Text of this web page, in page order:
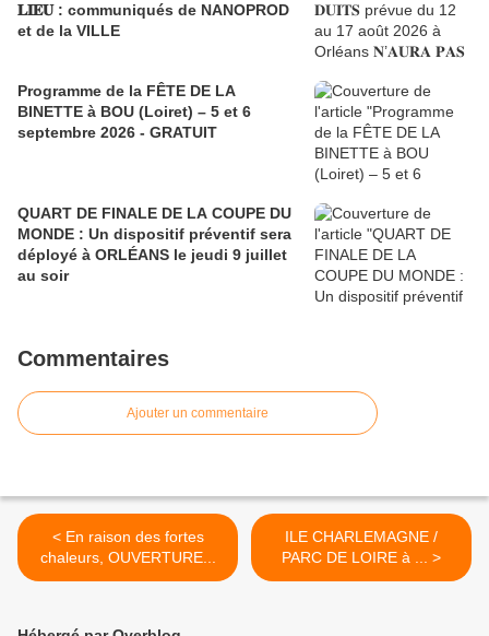
𝐋𝐈𝐄𝐔 : communiqués de NANOPROD
et de la VILLE
Programme de la FÊTE DE LA
BINETTE à BOU (Loiret) – 5 et 6
septembre 2026 - GRATUIT
QUART DE FINALE DE LA COUPE DU
MONDE : Un dispositif préventif sera
déployé à ORLÉANS le jeudi 9 juillet
au soir
Commentaires
Ajouter un commentaire
< En raison des fortes
chaleurs, OUVERTURE...
ILE CHARLEMAGNE /
PARC DE LOIRE à ... >